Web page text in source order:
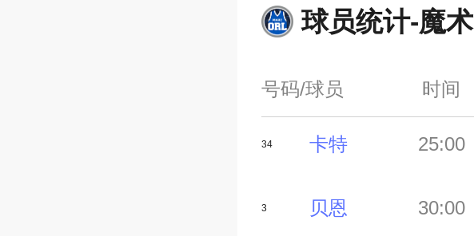
球员统计-魔术
号码/球员
34 卡特
3 贝恩
时间
25:00
30:00